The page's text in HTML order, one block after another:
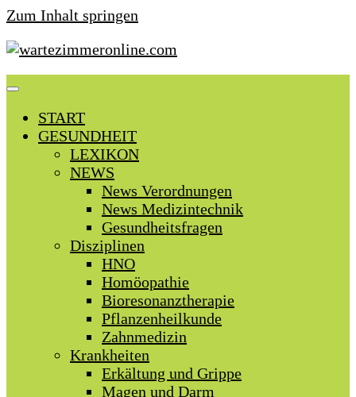
Zum Inhalt springen
START
GESUNDHEIT
LEXIKON
NEWS
News Verordnungen
News Medizintechnik
Gesundheitsfragen
Disziplinen
HNO
Homöopathie
Bioresonanztherapie
Pflanzenheilkunde
Zahnmedizin
Krankheiten
Erkältung und Grippe
Magen und Darm